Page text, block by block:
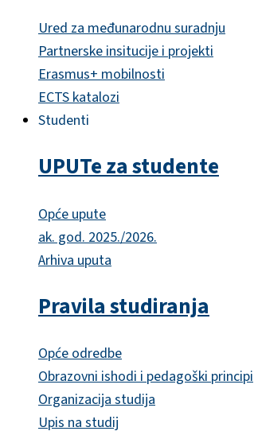
Ured za međunarodnu suradnju
Partnerske insitucije i projekti
Erasmus+ mobilnosti
ECTS katalozi
Studenti
UPUTe za studente
Opće upute
ak. god. 2025./2026.
Arhiva uputa
Pravila studiranja
Opće odredbe
Obrazovni ishodi i pedagoški principi
Organizacija studija
Upis na studij